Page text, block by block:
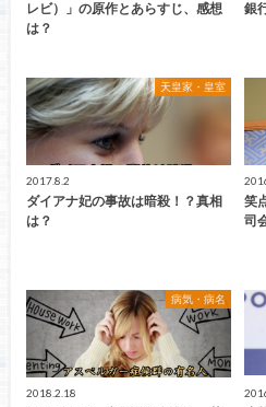
レビ）」の原作とあらすじ、感想
は？
銀
天皇家・皇室
2017.8.2
ダイアナ妃の事故は暗殺！？真相
は？
笑
司
病気・病名
2018.2.18